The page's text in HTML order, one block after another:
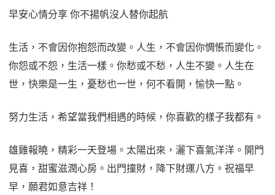
早安心情分享 你不揚帆沒人替你起航
生活，不會因你抱怨而改變。人生，不會因你惆悵而變化。
你怨或不怨，生活一樣。你愁或不愁，人生不變。人生在
世，快樂是一生，憂愁也一世，何不看開，愉快一點。
努力生活，希望當我們相遇的時候，你喜歡的樣子我都有。
雄雞報曉，精彩一天登場。太陽出來，灑下喜氣洋洋。開門
見喜，甜蜜滋潤心房。出門撞財，降下財運八方。祝福早
早，願君如意吉祥！